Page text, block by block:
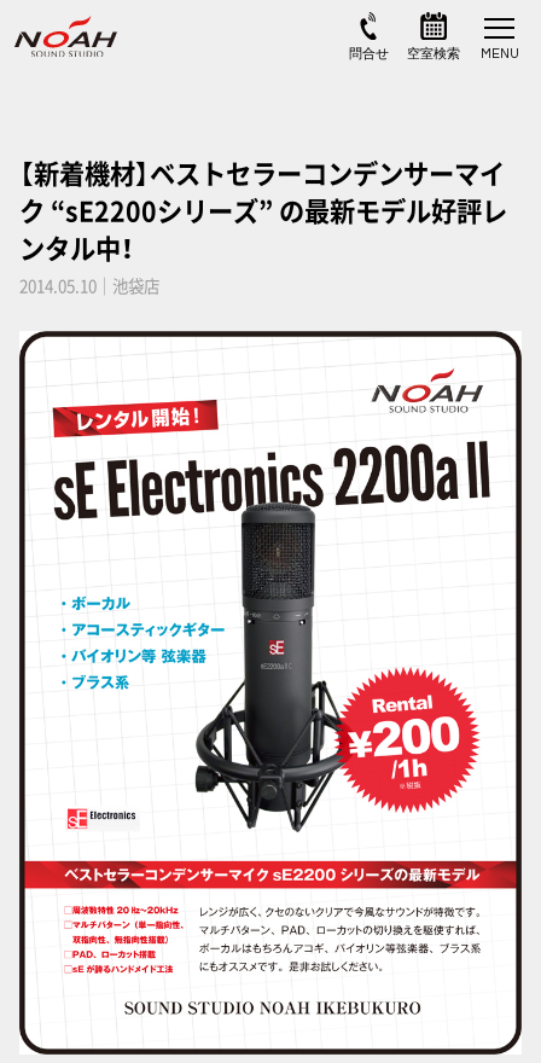
【新着機材】ベストセラーコンデンサーマイ
ク “sE2200シリーズ” の最新モデル好評レ
ンタル中！
2014.05.10｜池袋店